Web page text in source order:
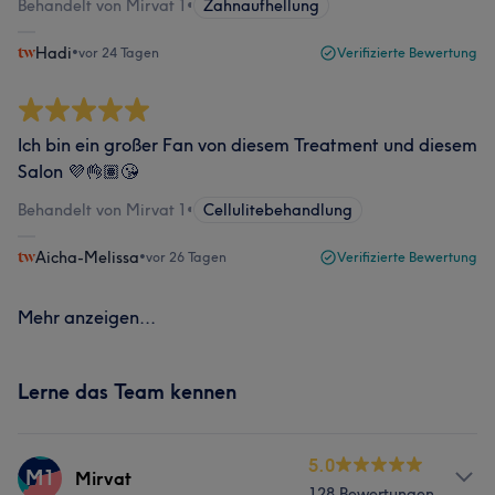
Behandelt von Mirvat 1 • Zahnaufhellung
Hadi•vor 24 Tagen Verifizierte Bewertung
Ich bin ein großer Fan von diesem Treatment und diesem
Salon 💜👌🏽😘
Behandelt von Mirvat 1 • Cellulitebehandlung
Aicha-Melissa•vor 26 Tagen Verifizierte Bewertung
Mehr anzeigen...
Lerne das Team kennen
M1 Mirvat
5.0